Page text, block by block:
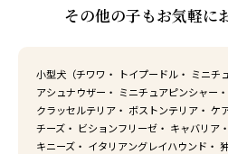
その他の子もお気軽に
小型犬（チワワ・ トイプードル・ ミニチ
アシュナウザー・ ミニチュアピンシャー
クラッセルテリア・ ボストンテリア・ ケ
チーズ・ ビションフリーゼ・ キャバリア
キニーズ・ イタリアングレイハウンド・